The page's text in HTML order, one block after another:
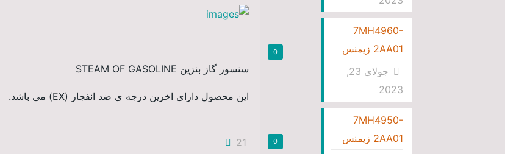
سنسور گاز بنزین STEAM OF GASOLINE
این محصول دارای اخرین درجه ی ضد انفجار (EX) می باشد.
21
0
7MH4960-
2AA01 زیمنس
جولای 23,
2023
0
7MH4950-
2AA01 زیمنس